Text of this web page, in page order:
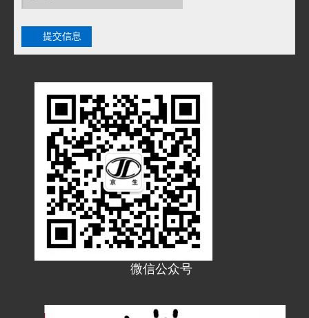
提交信息
微信公众号